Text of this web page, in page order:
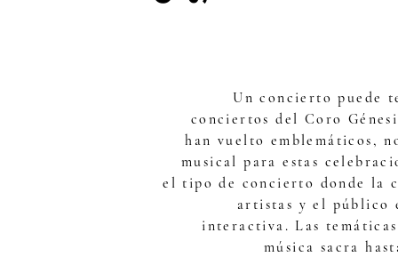
Un concierto puede
conciertos del Coro
han vuelto emblemáticos,
musical para estas
el tipo de concierto donde la
artistas y el público
interactiva. Las
música sacra